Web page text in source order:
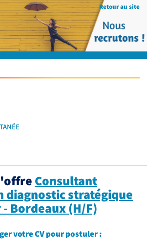
Retour au site
Consultant
diagnostic stratégique
Bordeaux (H/F)
votre CV pour postuler :